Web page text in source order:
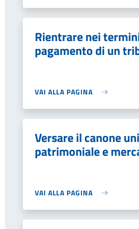
Rientrare nei
pagamento di un
VAI ALLA PAGINA
Versare il canone
patrimoniale e
VAI ALLA PAGINA